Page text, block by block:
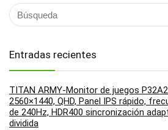
Entradas recientes
TITAN ARMY-Monitor de juegos
2560×1440, QHD, Panel IPS rápido,
de 240Hz, HDR400 sincronización
dividida